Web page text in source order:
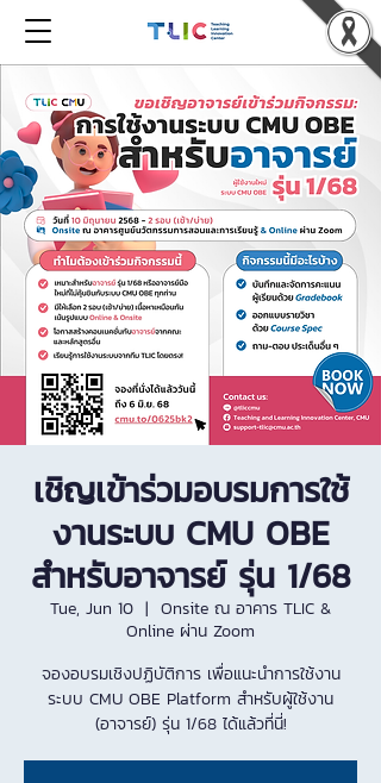
เชิญเข้าร่วมอบรมการใช้
งานระบบ CMU OBE
สำหรับอาจารย์ รุ่น 1/68
Tue, Jun 10
  |
Onsite ณ อาคาร TLIC &
Online ผ่าน Zoom
จองอบรมเชิงปฏิบัติการ เพื่อแนะนำการใช้งาน
ระบบ CMU OBE Platform สำหรับผู้ใช้งาน
(อาจารย์) รุ่น 1/68 ได้แล้วที่นี่!